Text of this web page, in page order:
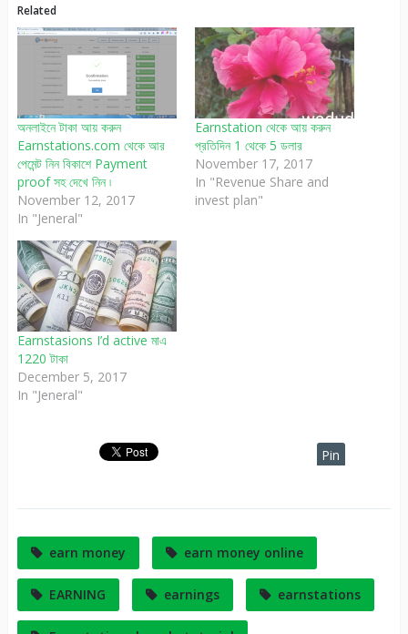
Related
অনলাইনে টাকা আয় করুন
Earnstations.com থেকে আর
পেমেন্ট নিন বিকাশে Payment
proof সহ দেখে নিন ৷
November 12, 2017
In "Jeneral"
Earnstation থেকে আয় করুন
প্রতিদিন 1 থেকে 5 ডলার
November 17, 2017
In "Revenue Share and
invest plan"
Earnstasions I’d active মাএ
1220 টাকা
December 5, 2017
In "Jeneral"
Pin
earn money earn money online
EARNING earnings earnstations